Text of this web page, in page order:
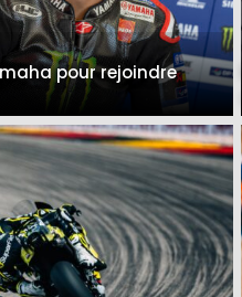
pour rejoindre